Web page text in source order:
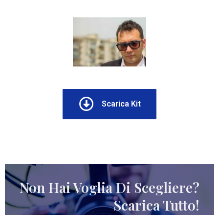
Scarica Kit
Non Hai Voglia Di Scegliere?
Scarica Tutto!